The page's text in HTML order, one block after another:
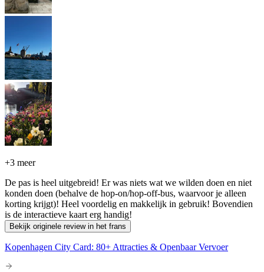
+3 meer
De pas is heel uitgebreid! Er was niets wat we wilden doen en niet
konden doen (behalve de hop-on/hop-off-bus, waarvoor je alleen
korting krijgt)! Heel voordelig en makkelijk in gebruik! Bovendien
is de interactieve kaart erg handig!
Bekijk originele review in het frans
Kopenhagen City Card: 80+ Attracties & Openbaar Vervoer